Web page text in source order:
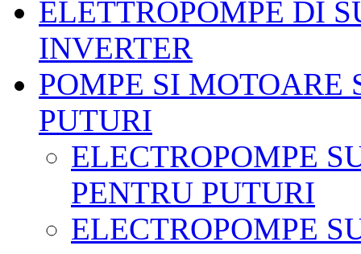
ELETTROPOMPE DI
INVERTER
POMPE SI MOTOARE
PUTURI
ELECTROPOMPE
PENTRU PUTURI
ELECTROPOMPE